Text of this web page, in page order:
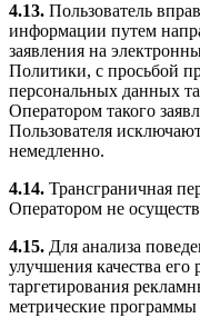
4.13. Пользователь
информации путем
заявления на
Политики, с просьбой
персональных данных
Оператором такого
Пользователя
немедленно.
4.14. Трансграничная
Оператором не
4.15. Для анализа
улучшения качества
таргетирования
метрические